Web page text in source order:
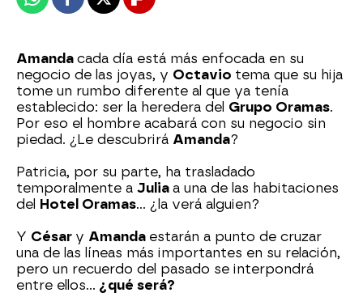
WhatsappFacebook
X Flipboard
Amanda cada día está más enfocada en su
negocio de las joyas, y Octavio tema que su hija
tome un rumbo diferente al que ya tenía
establecido: ser la heredera del Grupo Oramas.
Por eso el hombre acabará con su negocio sin
piedad. ¿Le descubrirá Amanda?
Patricia, por su parte, ha trasladado
temporalmente a Julia a una de las habitaciones
del Hotel Oramas… ¿la verá alguien?
Y César y Amanda estarán a punto de cruzar
una de las líneas más importantes en su relación,
pero un recuerdo del pasado se interpondrá
entre ellos… ¿qué será?